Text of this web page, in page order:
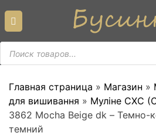
content
Пошук
товарів
Главная страница » Магазин »
для вишивання » Муліне СХС
3862 Mocha Beige dk – Темно-
темний